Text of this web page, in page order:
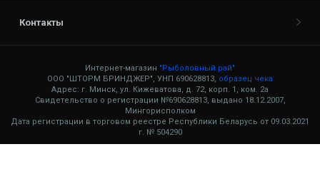
Контакты
Интернет-магазин "Рыболовный рай"
ООО "ШТОРМ БРИНДЖЕР", УНП 690628813, образец чека
Адрес: г. Минск, ул. Кижеватова, д. 72, корп. 1, ком. 2а
Свидетельство о регистрации №690628813, выдано 18.12.2007,
Мингорисполком
Дата регистрации в торговом реестре Республики Беларусь от 09.03.2021
г. № 504290